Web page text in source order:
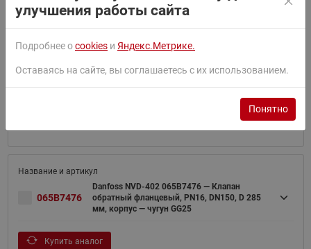
065B7474
обратный фланцевый, PN16, DN100, D 220
065B7476
Danfoss NVD-402 065B7476 — Клапан
обратный фланцевый, PN16, DN150, D 285
мм, корпус — чугун GG25
Купить аналог
улучшения работы сайта
Подробнее оcookies и Яндекс.Метрике.
Оставаясь на сайте, вы соглашаетесь с их использованием.
Понятно